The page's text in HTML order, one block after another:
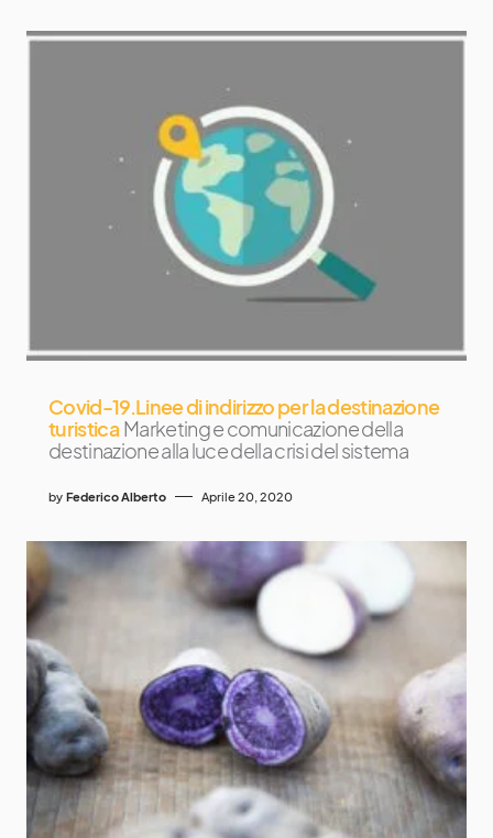
Covid-19.Linee di indirizzo per la destinazione
turistica Marketing e comunicazione della
destinazione alla luce della crisi del sistema
by Federico Alberto Aprile 20, 2020